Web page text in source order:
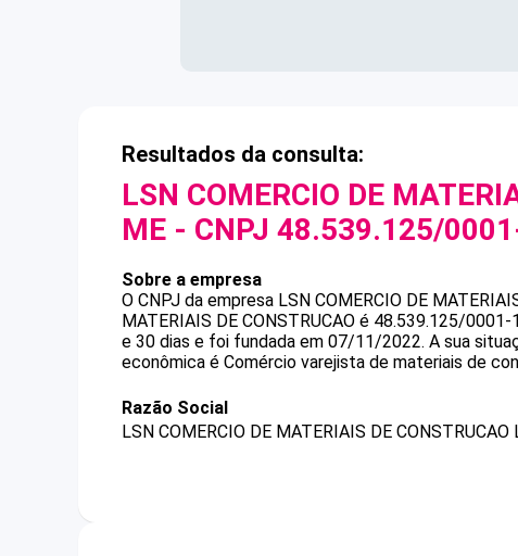
Resultados da consulta:
LSN COMERCIO DE
ME - CNPJ 48.539.125/
Sobre a empresa
O CNPJ da empresa LSN COMERCIO DE
MATERIAIS DE CONSTRUCAO é 48.539.125/0001-
e 30 dias e foi fundada em 07/11/2022. A sua
econômica é Comércio varejista de materiais de
Razão Social
LSN COMERCIO DE MATERIAIS DE CONSTRUCAO